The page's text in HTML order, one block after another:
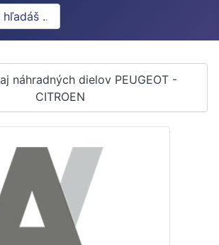
náhradných dielov PEUGEOT -
CITROEN